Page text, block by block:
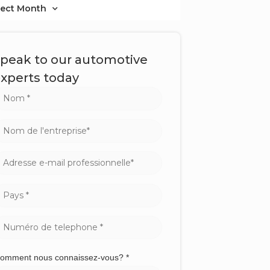
Month
to our automotive
today
nous connaissez-vous? *